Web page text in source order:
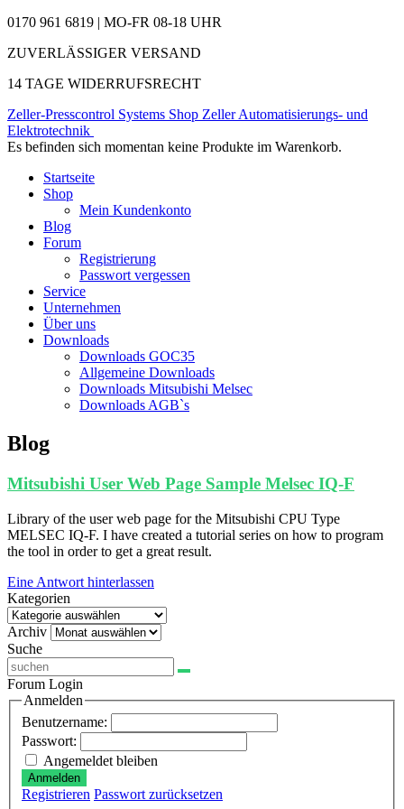
0170 961 6819 | MO-FR 08-18 UHR
ZUVERLÄSSIGER VERSAND
14 TAGE WIDERRUFSRECHT
Zeller-Presscontrol Systems Shop Zeller Automatisierungs- und
Elektrotechnik
Es befinden sich momentan keine Produkte im Warenkorb.
Startseite
Shop
Mein Kundenkonto
Blog
Forum
Registrierung
Passwort vergessen
Service
Unternehmen
Über uns
Downloads
Downloads GOC35
Allgemeine Downloads
Downloads Mitsubishi Melsec
Downloads AGB`s
Blog
Mitsubishi User Web Page Sample Melsec IQ-F
Library of the user web page for the Mitsubishi CPU Type
MELSEC IQ-F. I have created a tutorial series on how to program
the tool in order to get a great result.
Eine Antwort hinterlassen
Kategorien
Kategorien
Archiv Archiv
Suche
Forum Login
Anmelden
Benutzername:
Passwort:
Angemeldet bleiben
Anmelden
Registrieren Passwort zurücksetzen